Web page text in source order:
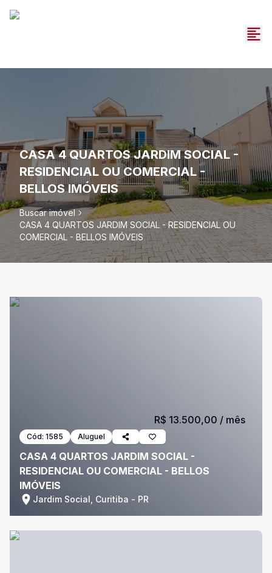
CASA 4 QUARTOS JARDIM SOCIAL -
RESIDENCIAL OU COMERCIAL -
BELLOS IMÓVEIS
Buscar imóvel
CASA 4 QUARTOS JARDIM SOCIAL - RESIDENCIAL OU
COMERCIAL - BELLOS IMÓVEIS
Cód: 1585 Aluguel
CASA 4 QUARTOS JARDIM SOCIAL -
RESIDENCIAL OU COMERCIAL - BELLOS
IMÓVEIS
Jardim Social, Curitiba - PR
R$ 13.500,00 / mês